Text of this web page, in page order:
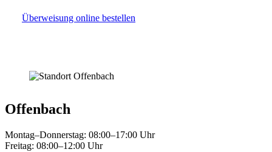
Überweisung online bestellen
Offenbach
Montag–Donnerstag: 08:00–17:00 Uhr
Freitag: 08:00–12:00 Uhr